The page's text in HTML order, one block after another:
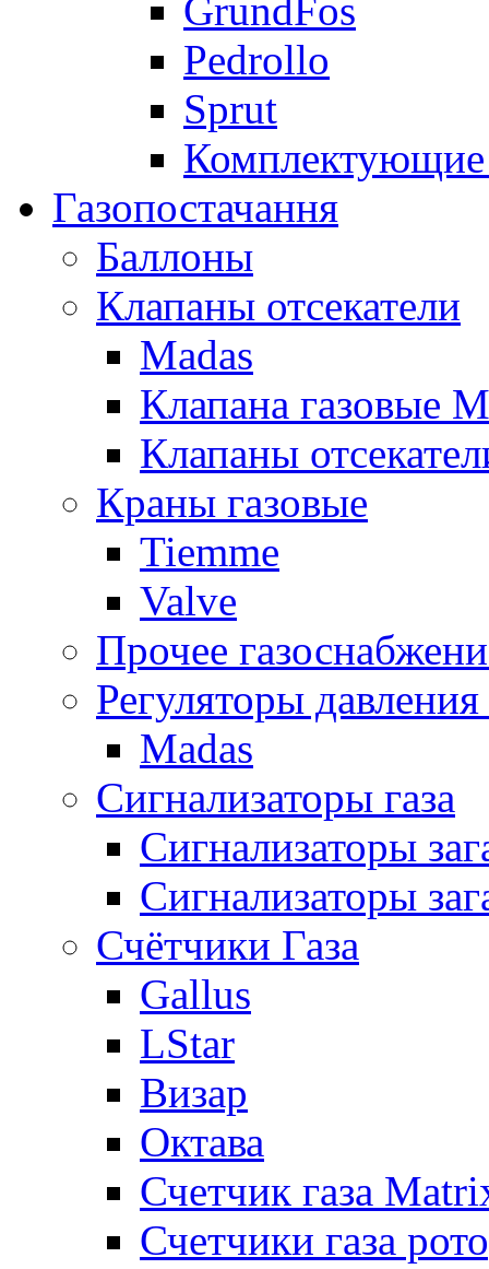
GrundFos
Pedrollo
Sprut
Комплектующие
Газопостачання
Баллоны
Клапаны отсекатели
Madas
Клапана газовые
Клапаны
Краны газовые
Tiemme
Valve
Прочее
Регуляторы давления
Madas
Сигнализаторы газа
Сигнализаторы
Сигнализаторы
Счётчики Газа
Gallus
LStar
Визар
Октава
Счетчик газа
Счетчики газа